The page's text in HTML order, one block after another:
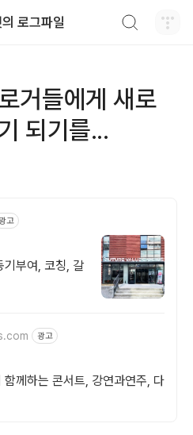
로그파일
거들에게 새로
되기를...
고
기부여, 코칭, 갈
광고
께하는 콘서트, 강연과연주, 다